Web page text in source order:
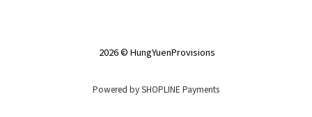
2026 © HungYuenProvisions
Powered bySHOPLINE Payments